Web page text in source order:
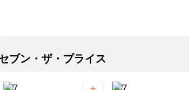
セブン・ザ・プライス